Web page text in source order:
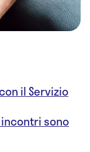
il Servizio
incontri sono